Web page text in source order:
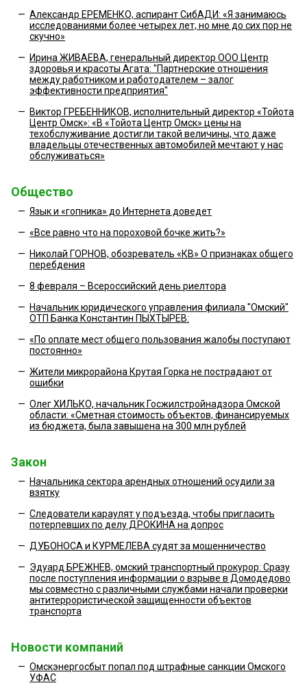
— Александр ЕРЕМЕНКО, аспирант СибАДИ: «Я занимаюсь
исследованиями более четырех лет, но мне до сих пор не
скучно»
— Ирина ЖИВАЕВА, генеральный директор ООО Центр
здоровья и красоты Агата: "Партнерские отношения
между работником и работодателем – залог
эффективности предприятия"
— Виктор ГРЕБЕННИКОВ, исполнительный директор «Тойота
Центр Омск»: «В «Тойота Центр Омск» цены на
техобслуживание достигли такой величины, что даже
владельцы отечественных автомобилей мечтают у нас
обслуживаться»
Общество
— Язык и «гопника» до Интернета доведет
— «Все равно что на пороховой бочке жить?»
— Николай ГОРНОВ, обозреватель «КВ» О признаках общего
перебдения
— 8 февраля – Всероссийский день риелтора
— Начальник юридического управления филиала "Омский"
ОТП Банка Константин ПЫХТЫРЕВ:
— «По оплате мест общего пользования жалобы поступают
постоянно»
— Жители микрорайона Крутая Горка не пострадают от
ошибки
— Олег ХИЛЬКО, начальник Госжилстройнадзора Омской
области: «Сметная стоимость объектов, финансируемых
из бюджета, была завышена на 300 млн рублей
Закон
— Начальника сектора арендных отношений осудили за
взятку
— Следователи караулят у подъезда, чтобы пригласить
потерпевших по делу ДРОКИНА на допрос
— ДУБОНОСА и КУРМЕЛЕВА судят за мошенничество
— Эдуард БРЕЖНЕВ, омский транспортный прокурор: Сразу
после поступления информации о взрыве в Домодедово
мы совместно с различными службами начали проверки
антитеррористической защищенности объектов
транспорта
Новости компаний
— Омскэнергосбыт попал под штрафные санкции Омского
УФАС